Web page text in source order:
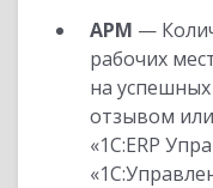
АРМ —
рабочих
на
отзывом
«1С:ERP